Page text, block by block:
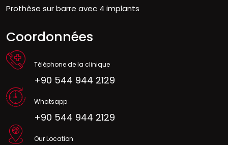
Prothèse sur barre avec 4 implants
Coordonnées
Téléphone de la clinique
+90 544 944 2129
Whatsapp
+90 544 944 2129
Our Location